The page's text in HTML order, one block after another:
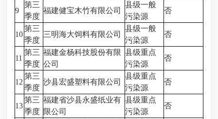
9
第三
季度
福建健宝木竹有限公司
县级一般
污染源
否
10
第三
季度
三明海大饲料有限公司
县级一般
污染源
否
11
第三
季度
福建金杨科技股份有限
公司
县级重点
污染源
否
12
第三
季度
沙县宏盛塑料有限公司
县级重点
污染源
否
13
第三
季度
福建省沙县永盛纸业有
限公司
县级重点
污染源
否